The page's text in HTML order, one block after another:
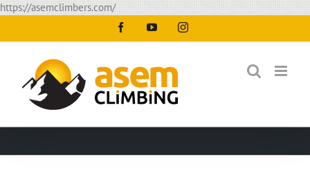
https://asemclimbers.com/Passer
au
contenu
FacebookYouTubeInstagram